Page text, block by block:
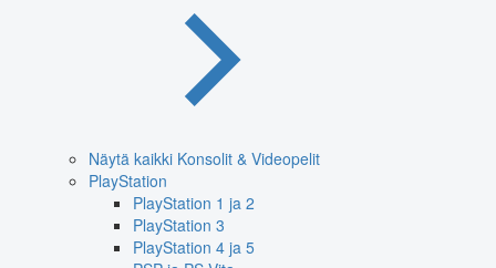
Näytä kaikki Konsolit & Videopelit
PlayStation
PlayStation 1 ja 2
PlayStation 3
PlayStation 4 ja 5